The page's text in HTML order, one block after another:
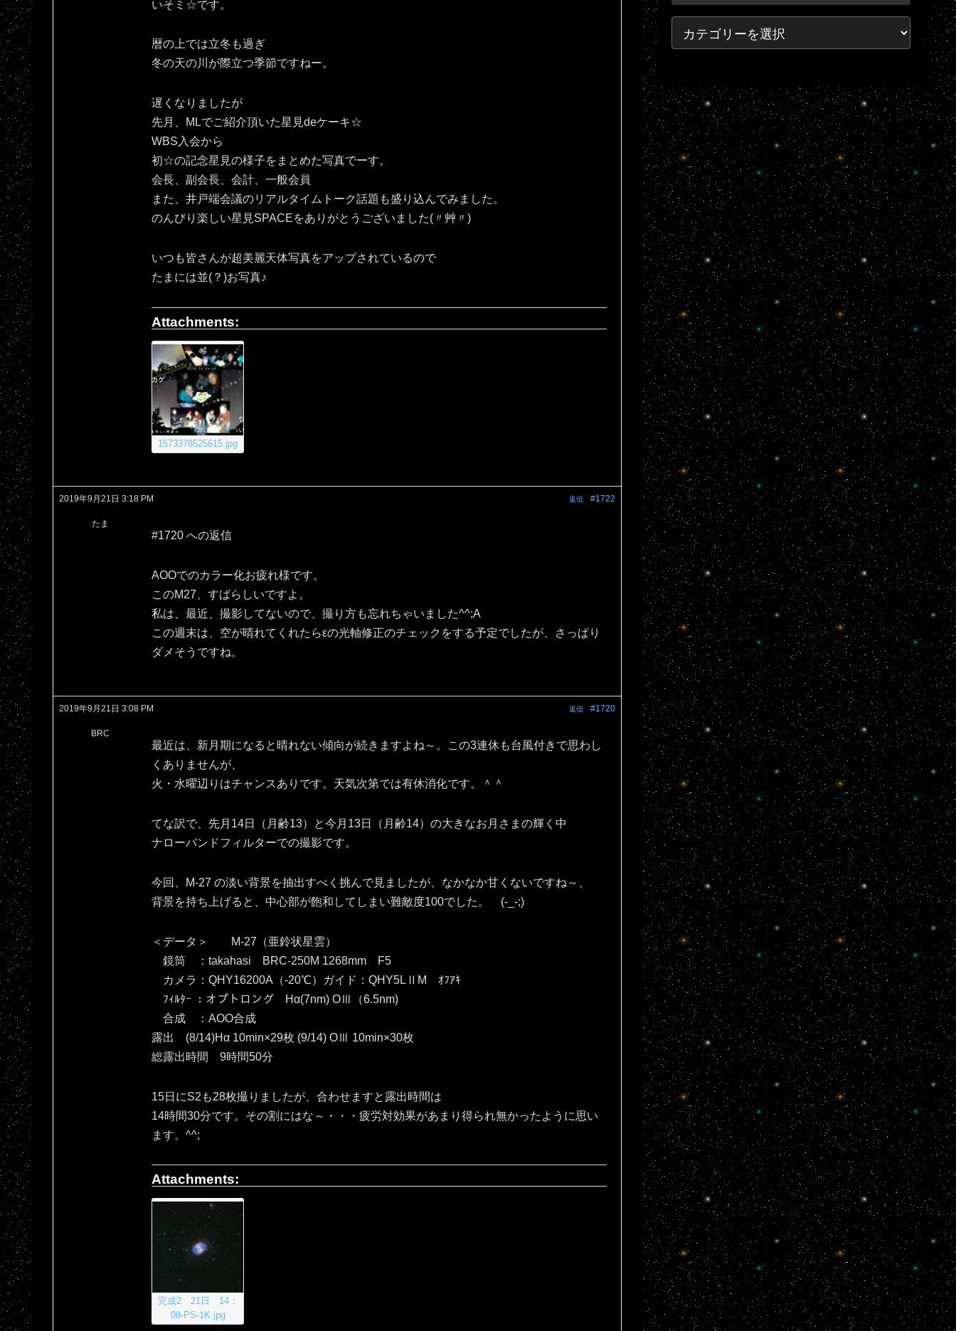
いそミ☆です。
暦の上では立冬も過ぎ
冬の天の川が際立つ季節ですねー。
遅くなりましたが
先月、MLでご紹介頂いた星見deケーキ☆
WBS入会から
初☆の記念星見の様子をまとめた写真でーす。
会長、副会長、会計、一般会員
また、井戸端会議のリアルタイムトーク話題も盛り込んでみました。
のんびり楽しい星見SPACEをありがとうございました(〃艸〃)
いつも皆さんが超美麗天体写真をアップされているので
たまには並(？)お写真♪
Attachments:
1573378525615.jpg
2019年9月21日 3:18 PM #1722
返信
たま
#1720 への返信
AOOでのカラー化お疲れ様です。
このM27、すばらしいですよ。
私は、最近、撮影してないので、撮り方も忘れちゃいました^^;A
この週末は、空が晴れてくれたらεの光軸修正のチェックをする予定でしたが、さっぱり
ダメそうですね。
2019年9月21日 3:08 PM #1720
返信
BRC
最近は、新月期になると晴れない傾向が続きますよね～。この3連休も台風付きで思わし
くありませんが、
火・水曜辺りはチャンスありです。天気次第では有休消化です。＾＾
てな訳で、先月14日（月齢13）と今月13日（月齢14）の大きなお月さまの輝く中
ナローバンドフィルターでの撮影です。
今回、M-27 の淡い背景を抽出すべく挑んで見ましたが、なかなか甘くないですね～、
背景を持ち上げると、中心部が飽和してしまい難敵度100でした。 (-_-;)
＜データ＞ M-27（亜鈴状星雲）
鏡筒 ：takahasi BRC-250M 1268mm F5
カメラ：QHY16200A（‐20℃）ガイド：QHY5LⅡM ｵﾌｱｷ
ﾌｨﾙﾀｰ ：オプトロング Hα(7nm) OⅢ（6.5nm)
合成 ：AOO合成
露出 (8/14)Hα 10min×29枚 (9/14) OⅢ 10min×30枚
総露出時間 9時間50分
15日にS2も28枚撮りましたが、合わせますと露出時間は
14時間30分です。その割にはな～・・・疲労対効果があまり得られ無かったように思い
ます。^^;
Attachments:
完成2 21日 14：
08-PS-1K.jpg